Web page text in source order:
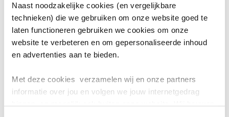
Naast noodzakelijke cookies (en vergelijkbare
technieken) die we gebruiken om onze website goed te
laten functioneren gebruiken we cookies om onze
website te verbeteren en om gepersonaliseerde inhoud
en advertenties aan te bieden.
Met deze cookies verzamelen wij en onze partners
informatie over jou en volgen we jouw internetgedrag
binnen, en mogelijk ook buiten onze website. Wij bouwen
transformatie. We willen de werkgelegenheid
behouden en innovatie aanwakkeren door kansen te
creëren. Dit doen wij vooral regionaal, omdat de HAN
daar een belangrijke rol heeft om te vervullen.
WAARMEE MAAK JE HET VERSCHIL?
Binnen het team ben ik de enige met een technische